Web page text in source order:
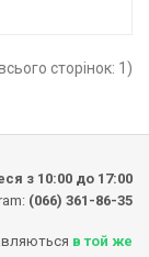
сторінок: 1)
з 10:00 до 17:00
(066) 361-86-35
в той же